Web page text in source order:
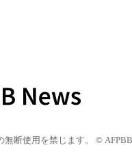
断使用を禁じます。 © AFPBB